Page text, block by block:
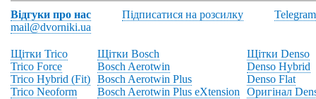
Відгуки про нас Підписатися на розсилку
Telegram
mail@dvorniki.ua
Щітки Trico
Trico Force
Trico Hybrid (Fit)
Trico Neoform
Щітки Bosch
Bosch Aerotwin
Bosch Aerotwin Plus
Bosch Aerotwin Plus eXtension
Щітки Denso
Denso Hybrid
Denso Flat
Оригінал